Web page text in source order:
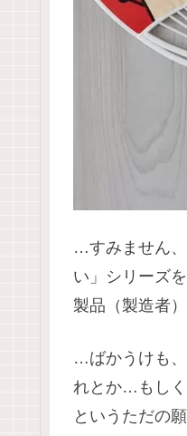
…すみません
い」シリーズ
製品（製造者
…ばかうけも
れとか…もし
というただの